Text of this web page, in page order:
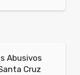
Abusivos
Cruz